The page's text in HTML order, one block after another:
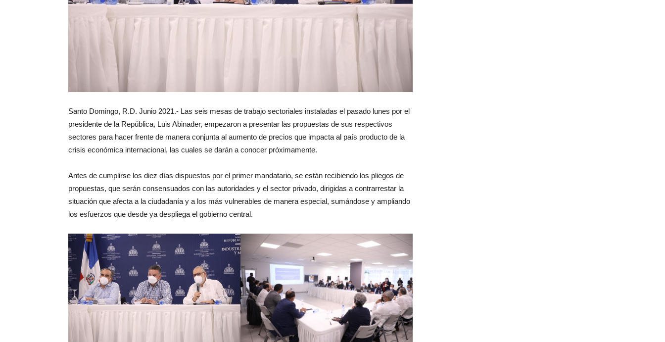
Santo Domingo, R.D. Junio 2021.- Las seis mesas de trabajo sectoriales instaladas el pasado lunes por el
presidente de la República, Luis Abinader, empezaron a presentar las propuestas de sus respectivos
sectores para hacer frente de manera conjunta al aumento de precios que impacta al país producto de la
crisis económica internacional, las cuales se darán a conocer próximamente.
Antes de cumplirse los diez días dispuestos por el primer mandatario, se están recibiendo los pliegos de
propuestas, que serán consensuados con las autoridades y el sector privado, dirigidas a contrarrestar la
situación que afecta a la ciudadanía y a los más vulnerables de manera especial, sumándose y ampliando
los esfuerzos que desde ya despliega el gobierno central.